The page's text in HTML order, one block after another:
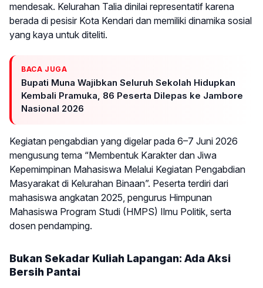
mendesak. Kelurahan Talia dinilai representatif karena
berada di pesisir Kota Kendari dan memiliki dinamika sosial
yang kaya untuk diteliti.
BACA JUGA
Bupati Muna Wajibkan Seluruh Sekolah Hidupkan
Kembali Pramuka, 86 Peserta Dilepas ke Jambore
Nasional 2026
Kegiatan pengabdian yang digelar pada 6–7 Juni 2026
mengusung tema “Membentuk Karakter dan Jiwa
Kepemimpinan Mahasiswa Melalui Kegiatan Pengabdian
Masyarakat di Kelurahan Binaan”. Peserta terdiri dari
mahasiswa angkatan 2025, pengurus Himpunan
Mahasiswa Program Studi (HMPS) Ilmu Politik, serta
dosen pendamping.
Bukan Sekadar Kuliah Lapangan: Ada Aksi
Bersih Pantai